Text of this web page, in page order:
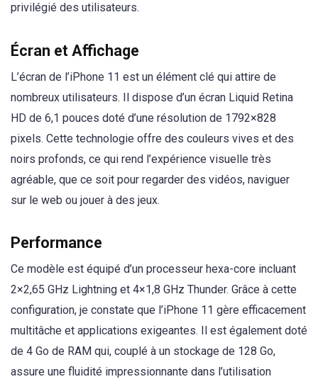
privilégié des utilisateurs.
Écran et Affichage
L’écran de l’iPhone 11 est un élément clé qui attire de
nombreux utilisateurs. Il dispose d’un écran Liquid Retina
HD de 6,1 pouces doté d’une résolution de 1792×828
pixels. Cette technologie offre des couleurs vives et des
noirs profonds, ce qui rend l’expérience visuelle très
agréable, que ce soit pour regarder des vidéos, naviguer
sur le web ou jouer à des jeux.
Performance
Ce modèle est équipé d’un processeur hexa-core incluant
2×2,65 GHz Lightning et 4×1,8 GHz Thunder. Grâce à cette
configuration, je constate que l’iPhone 11 gère efficacement
multitâche et applications exigeantes. Il est également doté
de 4 Go de RAM qui, couplé à un stockage de 128 Go,
assure une fluidité impressionnante dans l’utilisation